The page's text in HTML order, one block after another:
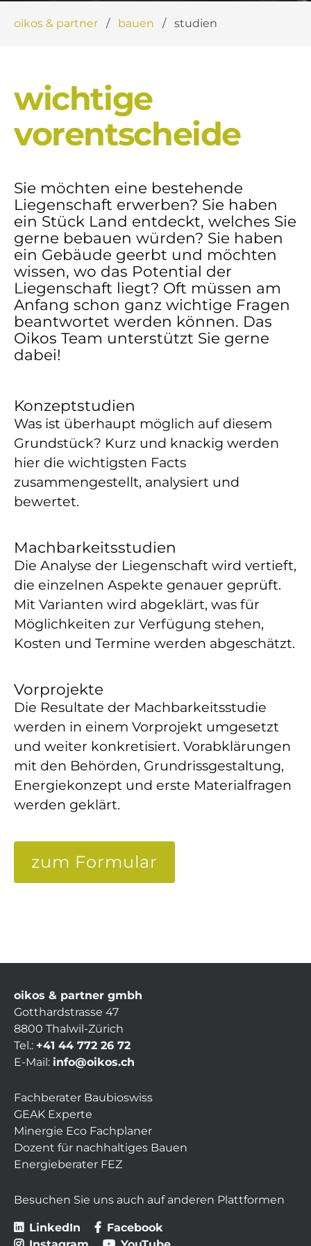
oikos & partner bauen studien
wichtige
vorentscheide
Sie möchten eine bestehende
Liegenschaft erwerben? Sie haben
ein Stück Land entdeckt, welches Sie
gerne bebauen würden? Sie haben
ein Gebäude geerbt und möchten
wissen, wo das Potential der
Liegenschaft liegt? Oft müssen am
Anfang schon ganz wichtige Fragen
beantwortet werden können. Das
Oikos Team unterstützt Sie gerne
dabei!
Konzeptstudien
Was ist überhaupt möglich auf diesem
Grundstück? Kurz und knackig werden
hier die wichtigsten Facts
zusammengestellt, analysiert und
bewertet.
Machbarkeitsstudien
Die Analyse der Liegenschaft wird vertieft,
die einzelnen Aspekte genauer geprüft.
Mit Varianten wird abgeklärt, was für
Möglichkeiten zur Verfügung stehen,
Kosten und Termine werden abgeschätzt.
Vorprojekte
Die Resultate der Machbarkeitsstudie
werden in einem Vorprojekt umgesetzt
und weiter konkretisiert. Vorabklärungen
mit den Behörden, Grundrissgestaltung,
Energiekonzept und erste Materialfragen
werden geklärt.
zum Formular
oikos & partner gmbh
Gotthardstrasse 47
8800 Thalwil-Zürich
Tel.: +41 44 772 26 72
E-Mail: info@oikos.ch
Fachberater Baubioswiss
GEAK Experte
Minergie Eco Fachplaner
Dozent für nachhaltiges Bauen
Energieberater FEZ
Besuchen Sie uns auch auf anderen Plattformen
LinkedIn
Facebook